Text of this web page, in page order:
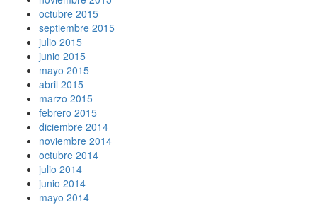
octubre 2015
septiembre 2015
julio 2015
junio 2015
mayo 2015
abril 2015
marzo 2015
febrero 2015
diciembre 2014
noviembre 2014
octubre 2014
julio 2014
junio 2014
mayo 2014